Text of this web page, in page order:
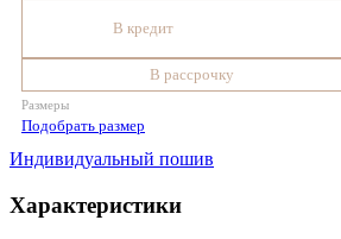
В кредит
В рассрочку
Размеры
Подобрать размер
Индивидуальный пошив
Характеристики